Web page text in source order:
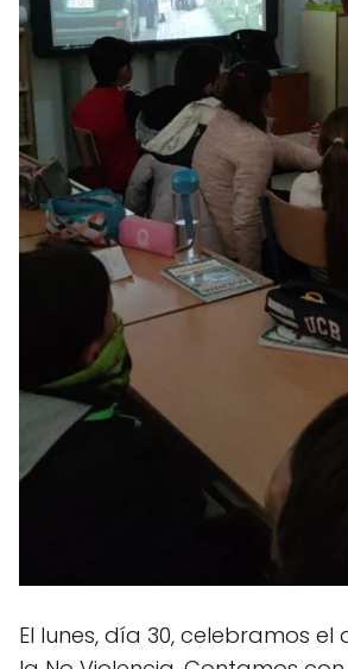
El lunes, día 30, celebramos